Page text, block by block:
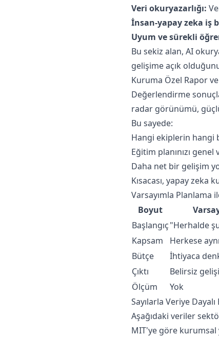
Veri okuryazarlığı:
İnsan-yapay zeka iş
Uyum ve sürekli
Bu sekiz alan, AI
gelişime açık
Kuruma Özel Rapor
Değerlendirme
radar görünümü,
Bu sayede:
Hangi ekiplerin hangi
Eğitim planınızı
Daha net bir gelişim
Kısacası, yapay zeka
Varsayımla Planlama
Boyut
Başlangıç"Herhalde
Kapsam
Herkese
Bütçe
İhtiyaca
Çıktı
Belirsiz
Ölçüm
Yok
Sayılarla Veriye
Aşağıdaki veriler
MIT'ye göre kurumsal